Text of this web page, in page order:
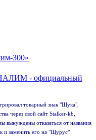
300»
товарный знак "Щука",
через свой сайт Stalker-kb,
вынуждены отказаться от названия
и заменить его на "Щурус"